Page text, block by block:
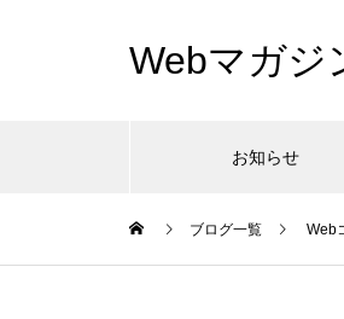
Webマガジ
お知らせ
ブログ一覧 Web